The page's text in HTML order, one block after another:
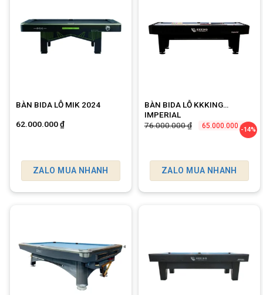
BÀN BIDA LỖ MIK 2024
62.000.000₫
ZALO MUA NHANH
-14%
BÀN BIDA LỖ KKKING
IMPERIAL
76.000.000₫
Giá
65.000.000₫ Giá
hiện
tại
ZALO MUA NHANH